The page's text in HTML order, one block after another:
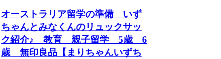
オーストラリア留学の準備 いず
ちゃんとみなくんのリュックサッ
ク紹介♪ 教育 親子留学 5歳 6
歳 無印良品【まりちゃんいずち